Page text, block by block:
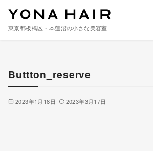
東京都板橋区・本蓮沼の小さな美容室
Buttton_reserve
2023年1月18日 2023年3月17日